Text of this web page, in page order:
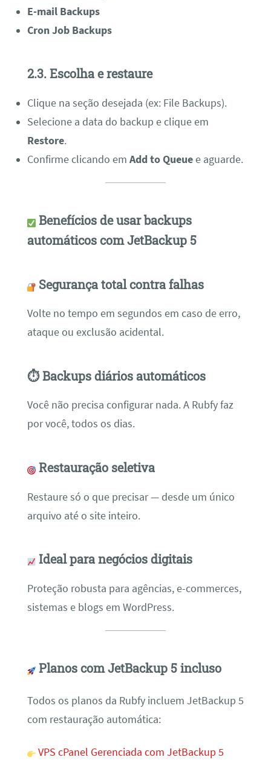
E-mail Backups
Cron Job Backups
2.3. Escolha e restaure
Clique na seção desejada (ex: File Backups).
Selecione a data do backup e clique em
Restore.
Confirme clicando em Add to Queuee aguarde.
Benefícios de usar backups
automáticos com JetBackup 5
Segurança total contra falhas
Volte no tempo em segundos em caso de erro,
ataque ou exclusão acidental.
⏱ Backups diários automáticos
Você não precisa configurar nada. A Rubfy faz
por você, todos os dias.
Restauração seletiva
Restaure só o que precisar — desde um único
arquivo até o site inteiro.
Ideal para negócios digitais
Proteção robusta para agências, e-commerces,
sistemas e blogs em WordPress.
Planos com JetBackup 5 incluso
Todos os planos da Rubfy incluem JetBackup 5
com restauração automática:
VPS cPanel Gerenciada com JetBackup 5